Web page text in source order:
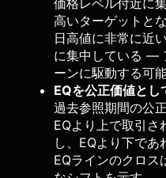
価格レベル付近に
高いターゲットと
日高値に非常に近
に集中している —
ーンに駆動する可
EQを公正価値とし
過去参照期間の公
EQより上で取引さ
し、EQより下であ
EQラインのクロス